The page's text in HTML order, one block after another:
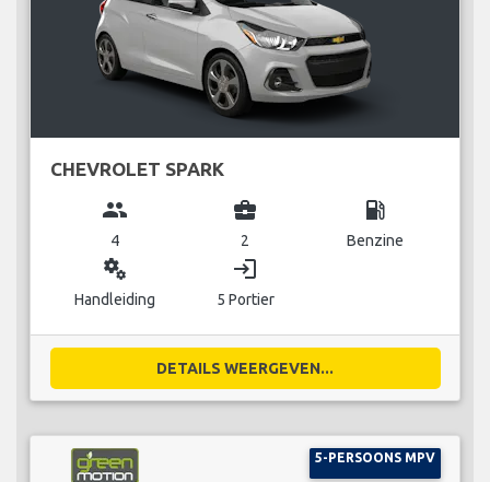
CHEVROLET SPARK
group
4
business_center
2
local_gas_station
Benzine
miscellaneous_services
Handleiding
login
5 Portier
DETAILS WEERGEVEN...
5-PERSOONS MPV